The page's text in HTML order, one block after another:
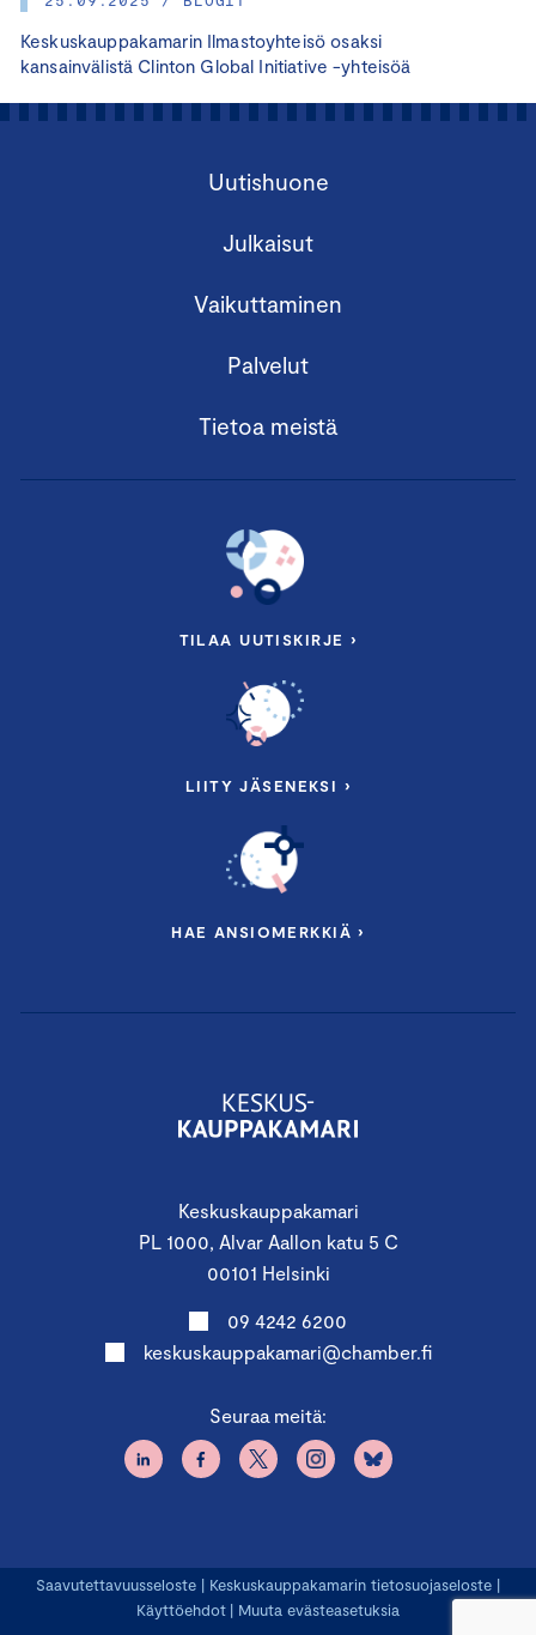
Keskuskauppakamarin Ilmastoyhteisö osaksi
kansainvälistä Clinton Global Initiative -yhteisöä
Keskuskauppakamari
PL 1000, Alvar Aallon katu 5 C
00101 Helsinki
09 4242 6200
keskuskauppakamari@chamber.fi
Seuraa meitä:
Uutishuone
Julkaisut
Vaikuttaminen
Palvelut
Tietoa meistä
TILAA UUTISKIRJE ›
LIITY JÄSENEKSI ›
HAE ANSIOMERKKIÄ ›
Saavutettavuusseloste | Keskuskauppakamarin tietosuojaseloste |
Käyttöehdot | Muuta evästeasetuksia